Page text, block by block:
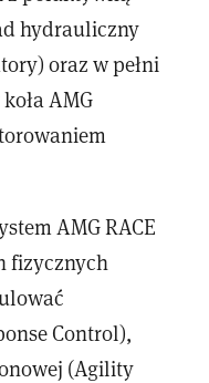
hydrauliczny
oraz w pełni
AMG
AMG RACE
fizycznych
Control),
(Agility